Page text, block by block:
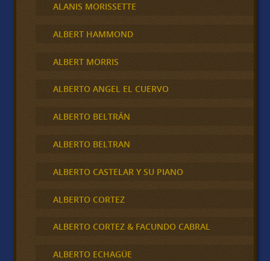
ALANIS MORISSETTE
ALBERT HAMMOND
ALBERT MORRIS
ALBERTO ANGEL EL CUERVO
ALBERTO BELTRÁN
ALBERTO BELTRAN
ALBERTO CASTELAR Y SU PIANO
ALBERTO CORTEZ
ALBERTO CORTEZ & FACUNDO CABRAL
ALBERTO ECHAGÜE